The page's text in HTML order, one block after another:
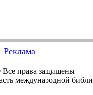
· Реклама
Все права защищены
международной